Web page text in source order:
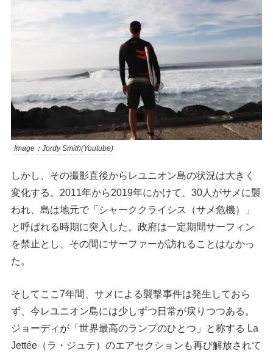
Image：Jordy Smith(Youtube)
しかし、その撮影直後からレユニオン島の状況は大きく
変化する。2011年から2019年にかけて、30人がサメに襲
われ、島は地元で「シャーククライシス（サメ危機）」
と呼ばれる時期に突入した。政府は一定期間サーフィン
を禁止とし、その間にサーファーが訪れることはなかっ
た。
そしてここ7年間、サメによる襲撃事件は発生しておら
ず、今レユニオン島には少しずつ日常が戻りつつある。
ジョーディが「世界最高のランプのひとつ」と称する La
Jettée（ラ・ジュテ）のエアセクションも再び解放されて